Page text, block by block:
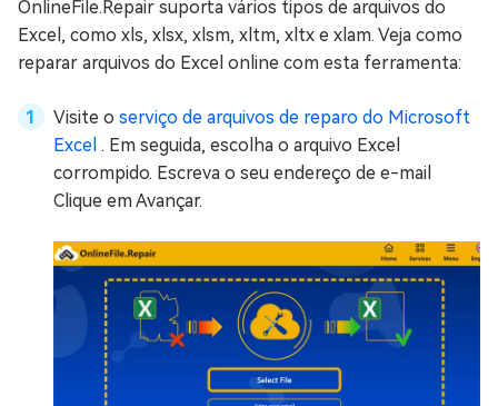
OnlineFile.Repair suporta vários tipos de arquivos do
Excel, como xls, xlsx, xlsm, xltm, xltx e xlam. Veja como
reparar arquivos do Excel online com esta ferramenta:
Visite o serviço de arquivos de reparo do Microsoft
Excel . Em seguida, escolha o arquivo Excel
corrompido. Escreva o seu endereço de e-mail
Clique em Avançar.